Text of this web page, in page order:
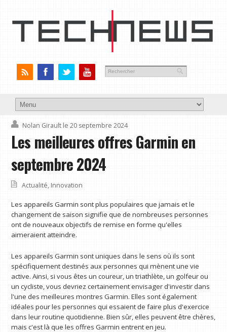
Nolan Girault le 20 septembre 2024
Les meilleures offres Garmin en
septembre 2024
Actualité, Innovation
Les appareils Garmin sont plus populaires que jamais et le
changement de saison signifie que de nombreuses personnes
ont de nouveaux objectifs de remise en forme qu'elles
aimeraient atteindre.
Les appareils Garmin sont uniques dans le sens où ils sont
spécifiquement destinés aux personnes qui mènent une vie
active. Ainsi, si vous êtes un coureur, un triathlète, un golfeur ou
un cycliste, vous devriez certainement envisager d'investir dans
l'une des meilleures montres Garmin. Elles sont également
idéales pour les personnes qui essaient de faire plus d'exercice
dans leur routine quotidienne. Bien sûr, elles peuvent être chères,
mais c'est là que les offres Garmin entrent en jeu.